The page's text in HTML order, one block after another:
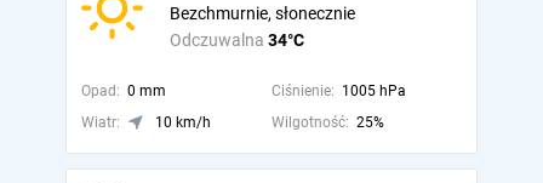
Odczuwalna 34°C
Bezchmurnie, słonecznie
Opad: 0 mm Ciśnienie: 1005 hPa
Wiatr:
10 km/h Wilgotność: 25%